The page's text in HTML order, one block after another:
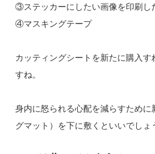
③ステッカーにしたい画像を印刷し
④マスキングテープ
カッティングシートを新たに購入す
すね。
身内に怒られる心配を減らすために
グマット）を下に敷くといいでしょ